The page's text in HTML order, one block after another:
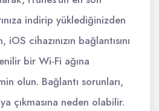
indirip yüklediğinizden
cihazınızın bağlantısını
bir Wi-Fi ağına
olun. Bağlantı sorunları,
çıkmasına neden olabilir.